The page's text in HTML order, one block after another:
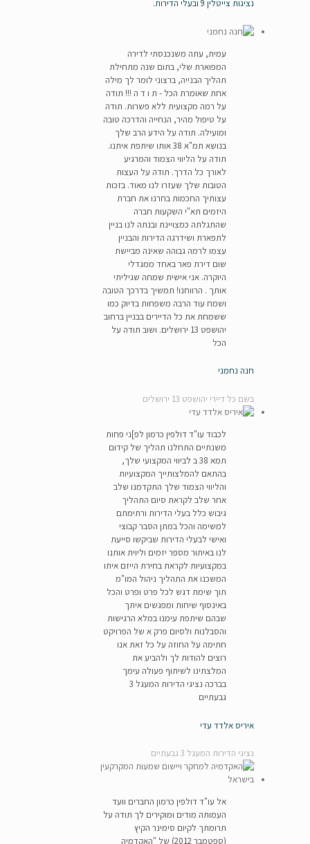
נציגות צייטלין 9 ובעלי הדירות.
עמית, עתה משנכנסתי לדירה
המפוארת שלי, בתום שנה מתחילת
תהליך הבנייה, ברצוני לומר לך מילה
אחת שאומרת הכל - ת ו ד ה !!! תודה
על רמה מקצועית ללא פשרות. תודה
על טיפול מהיר, הנחייה והדרכה טובה
ומועילה. תודה על הידע הרב שלך
בנושא תמ"א 38 אותו שיתפת איתנו.
תודה על הליווי הצמוד והמרגיע
לאורך כל הדרך. תודה על העצות
הטובות שלך שעזרו לנו מאוד. בזכות
עצותיך החכמות בחרנו את חברת
היזמים תא"י השקעות חברה
שהתגלתה כמצויינת ובנתה לנו בניין
לתפארת ושידרגה הדירות והבניין
עצמו לרמה גבוהה שאינה מביישת
שום דירת פאר באחד ממגדלי
היוקרה. אני אישית שמחה שגיליתי
אותך . הרווחנו! תמשיך בדרכך הטובה
ושמח עוד הרבה משפחות בדיוק כמו
ששמחת את כל הדיירים בבניין ברחוב
יהושפט 13 ירושלים. ושוב תודה על
הכל
חנה נחמני
בשם כל דיירי יהושפט 13 ירושלים
לכבוד עו"ד דולפין כרמון לפ]ני פחות
משנתיים התחלנו תהליך של קידום
תמא 38 ב לביווי המקצועי שלך,
בהתאם להמלצותייך המקצועיות
והליווי הצמוד שלך התקדמנו שלב
אחר שלב לקראת סיום התהליך
גיבוש כלל בעלי הדירות ורתימתם
למשימה והכל במתן הסבר קבוצי
ואישי לבעלי הדירות שביקשו סייעת
לנו באיתור מספר יזמים וליוית אותנו
במקצועיות לקראת בחירת הייזם איתו
המשכנו את התהליך ניהול המו"מ
תוך שימת דגש לכל פרט ופרט והכל
באינסוף שיחות ומפגשים איתך
שבהם שיתפת עימנו במלא הרגישות
והסבלנות ולסיום פרק א של הפרויקט
חתימה על החוזה על כל זאת אנו
רוצים להודות לך ולהביע את
המלצתינו לשיתוף פעולה עימך
בברכה נציגי הדירות המעגל 3
גבעתיים
איריס אלדד עדי
נציגי הדירות המעגל 3 גבעתיים
אל עו"ד דולפין כרמון החברים וועד
העמותה מודים ומוקירים לך תודה על
תרומתך לקיום סימינר הקיץ
(ספטמבר 2012) של "האקדמיה